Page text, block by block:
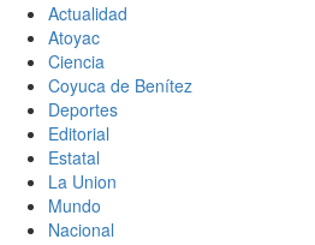
Actualidad
Atoyac
Ciencia
Coyuca de Benítez
Deportes
Editorial
Estatal
La Union
Mundo
Nacional